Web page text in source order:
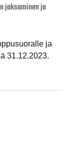
jaksaminen ja
ja
31.12.2023.